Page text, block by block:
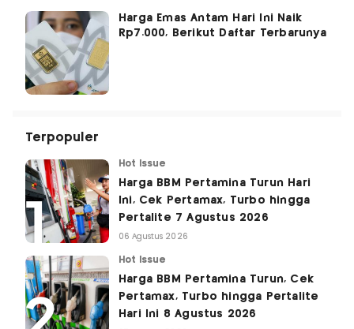
Harga Emas Antam Hari Ini Naik
Rp7.000, Berikut Daftar Terbarunya
Terpopuler
Hot Issue
Harga BBM Pertamina Turun Hari
Ini, Cek Pertamax, Turbo hingga
Pertalite 7 Agustus 2026
06 Agustus 2026
Hot Issue
Harga BBM Pertamina Turun, Cek
Pertamax, Turbo hingga Pertalite
Hari Ini 8 Agustus 2026